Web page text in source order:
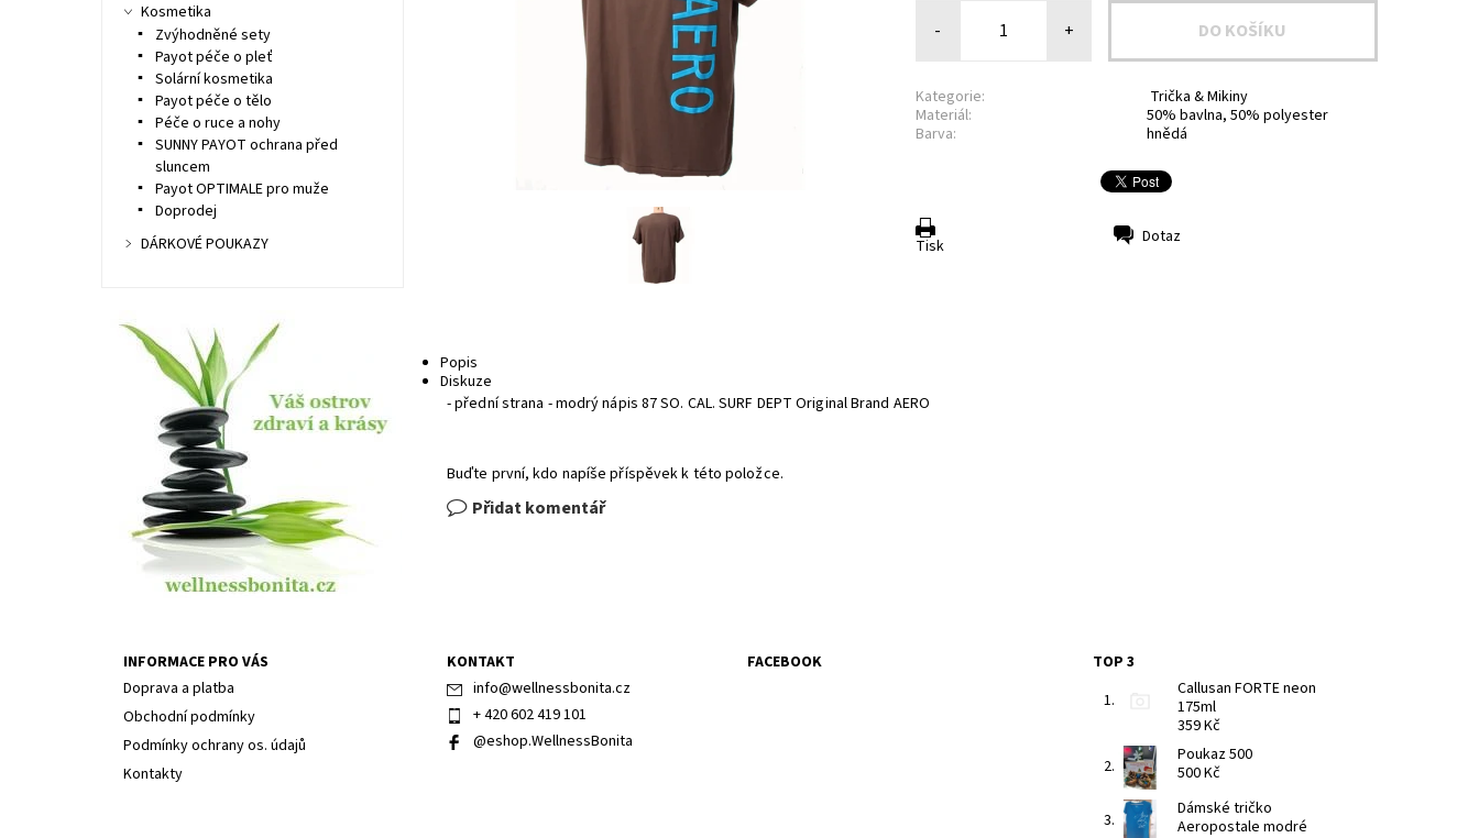
- +
Kategorie:
Trička & Mikiny
Materiál:
50% bavlna, 50% polyester
Barva:
hnědá
Tisk Dotaz
Popis
Diskuze
- přední strana - modrý nápis 87 SO. CAL. SURF DEPT Original Brand AERO
Buďte první, kdo napíše příspěvek k této položce.
Přidat komentář
Kosmetika
Zvýhodněné sety
Payot péče o pleť
Solární kosmetika
Payot péče o tělo
Péče o ruce a nohy
SUNNY PAYOT ochrana před
sluncem
Payot OPTIMALE pro muže
Doprodej
DÁRKOVÉ POUKAZY
INFORMACE PRO VÁS
Doprava a platba
Obchodní podmínky
Podmínky ochrany os. údajů
Kontakty
KONTAKT
info@wellnessbonita.cz
+ 420 602 419 101
@eshop.WellnessBonita
FACEBOOK
TOP 3
Callusan FORTE neon
175ml
359 Kč
Poukaz 500
500 Kč
Dámské tričko
Aeropostale modré